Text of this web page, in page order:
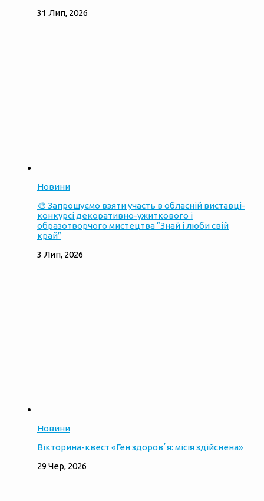
31 Лип, 2026
Новини
🎨 Запрошуємо взяти участь в обласній виставці-
конкурсі декоративно-ужиткового і
образотворчого мистецтва “Знай і люби свій
край”
3 Лип, 2026
Новини
Вікторина-квест «Ген здоровʼя: місія здійснена»
29 Чер, 2026